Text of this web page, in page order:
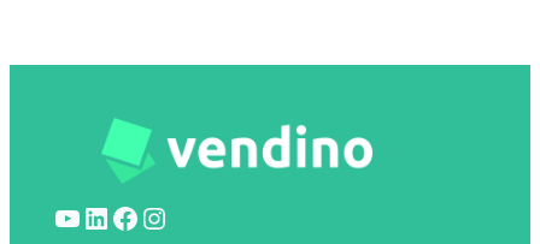
YouTube LinkedIn Facebook Instagram